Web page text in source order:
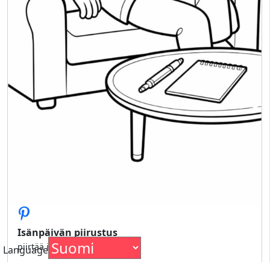
Isänpäivän piirustus
piirtää isänpäivää
Language